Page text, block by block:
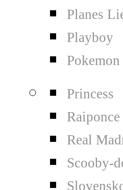
Planes
Playboy
Pokemon
Princess
Real
Scooby-